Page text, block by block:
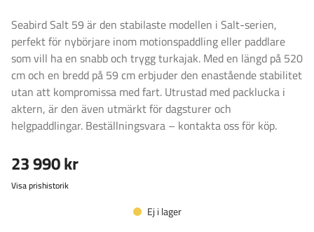
Seabird Salt 59 är den stabilaste modellen i Salt-serien,
perfekt för nybörjare inom motionspaddling eller paddlare
som vill ha en snabb och trygg turkajak. Med en längd på 520
cm och en bredd på 59 cm erbjuder den enastående stabilitet
utan att kompromissa med fart. Utrustad med packlucka i
aktern, är den även utmärkt för dagsturer och
helgpaddlingar. Beställningsvara – kontakta oss för köp.
23 990 kr
Visa prishistorik
Ej i lager